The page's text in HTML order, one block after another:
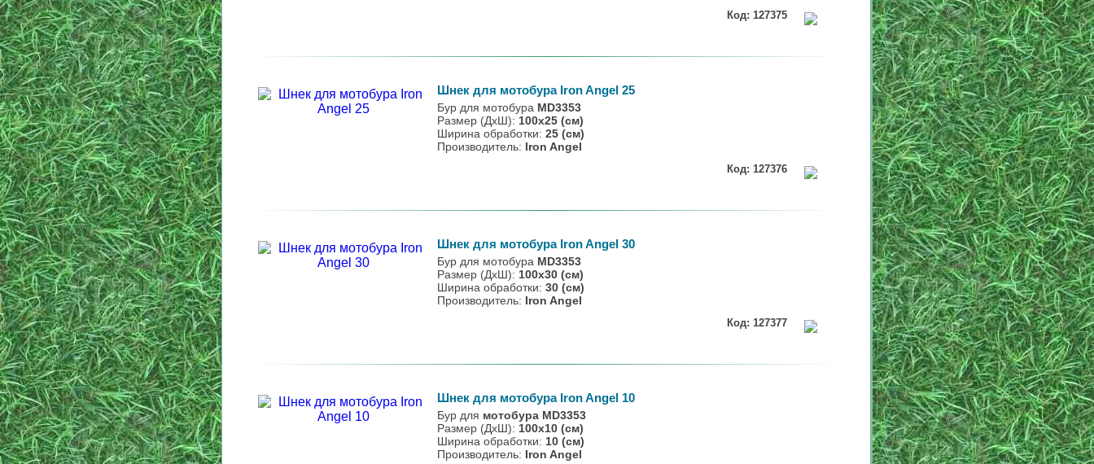
Код: 127375
Шнек для мотобура Iron Angel 25
Бур для мотобура MD3353
Размер (ДхШ): 100х25 (см)
Ширина обработки: 25 (см)
Производитель: Iron Angel
Код: 127376
Шнек для мотобура Iron Angel 30
Бур для мотобура MD3353
Размер (ДхШ): 100х30 (см)
Ширина обработки: 30 (см)
Производитель: Iron Angel
Код: 127377
Шнек для мотобура Iron Angel 10
Бур для мотобура MD3353
Размер (ДхШ): 100х10 (см)
Ширина обработки: 10 (см)
Производитель: Iron Angel